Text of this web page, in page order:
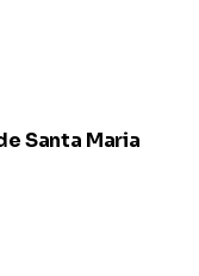
Santa Maria